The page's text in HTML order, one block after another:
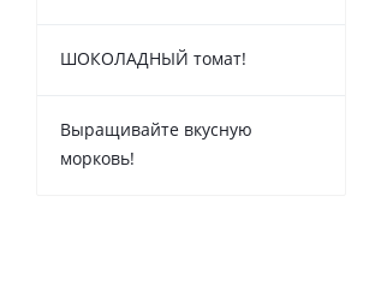
ШОКОЛАДНЫЙ томат!
Выращивайте вкусную
морковь!